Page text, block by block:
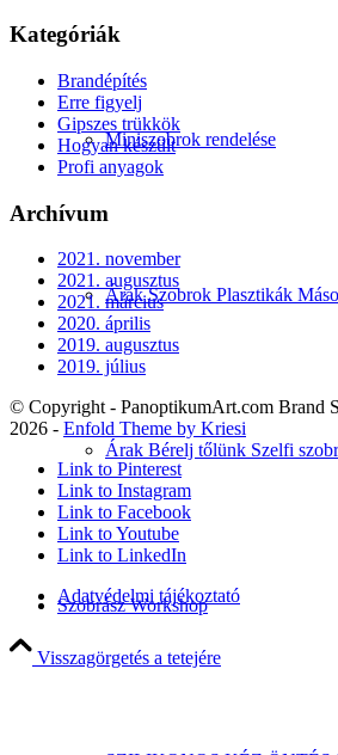
Miniszobrok rendelése
Árak Szobrok Plasztikák
Árak Bérelj tőlünk Szelfi
Szobrász Workshop
Kategóriák
Brandépítés
Erre figyelj
Gipszes trükkök
Hogyan készült
Profi anyagok
Archívum
2021. november
2021. augusztus
2021. március
2020. április
2019. augusztus
2019. július
© Copyright - PanoptikumArt.com Brand
2026 - Enfold Theme by Kriesi
Link to Pinterest
Link to Instagram
Link to Facebook
Link to Youtube
Link to LinkedIn
Adatvédelmi tájékoztató
Visszagörgetés a tetejére